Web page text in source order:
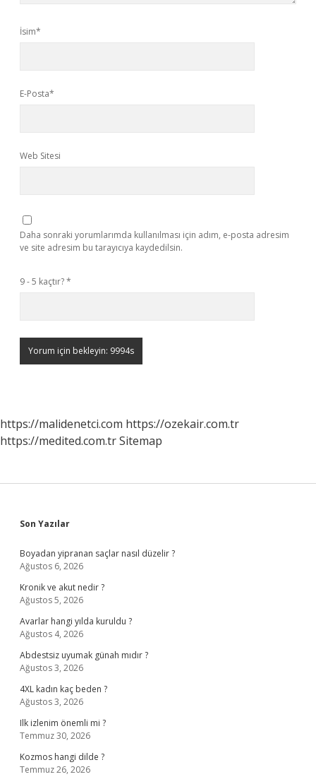
İsim*
E-Posta*
Web Sitesi
Daha sonraki yorumlarımda kullanılması için adım, e-posta adresim
ve site adresim bu tarayıcıya kaydedilsin.
9 - 5 kaçtır?*
https://malidenetci.com https://ozekair.com.tr
https://medited.com.trSitemap
Sidebar
Son Yazılar
Boyadan yipranan saçlar nasıl düzelir ?
Ağustos 6, 2026
Kronik ve akut nedir ?
Ağustos 5, 2026
Avarlar hangi yılda kuruldu ?
Ağustos 4, 2026
Abdestsiz uyumak günah mıdır ?
Ağustos 3, 2026
4XL kadın kaç beden ?
Ağustos 3, 2026
Ilk izlenim önemli mi ?
Temmuz 30, 2026
Kozmos hangi dilde ?
Temmuz 26, 2026